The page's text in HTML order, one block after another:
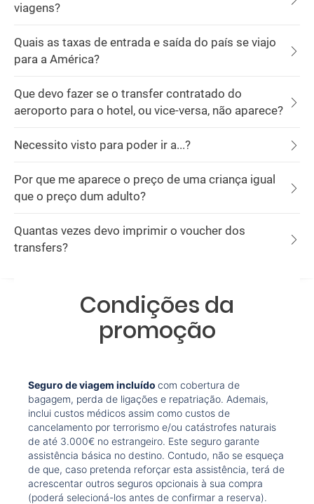
viagens?
Quais as taxas de entrada e saída do país se viajo
para a América?
Que devo fazer se o transfer contratado do
aeroporto para o hotel, ou vice-versa, não aparece?
Necessito visto para poder ir a...?
Por que me aparece o preço de uma criança igual
que o preço dum adulto?
Quantas vezes devo imprimir o voucher dos
transfers?
Condições da
promoção
Seguro de viagem incluído com cobertura de
bagagem, perda de ligações e repatriação. Ademais,
inclui custos médicos assim como custos de
cancelamento por terrorismo e/ou catástrofes naturais
de até 3.000€ no estrangeiro. Este seguro garante
assistência básica no destino. Contudo, não se esqueça
de que, caso pretenda reforçar esta assistência, terá de
acrescentar outros seguros opcionais à sua compra
(poderá selecioná-los antes de confirmar a reserva).